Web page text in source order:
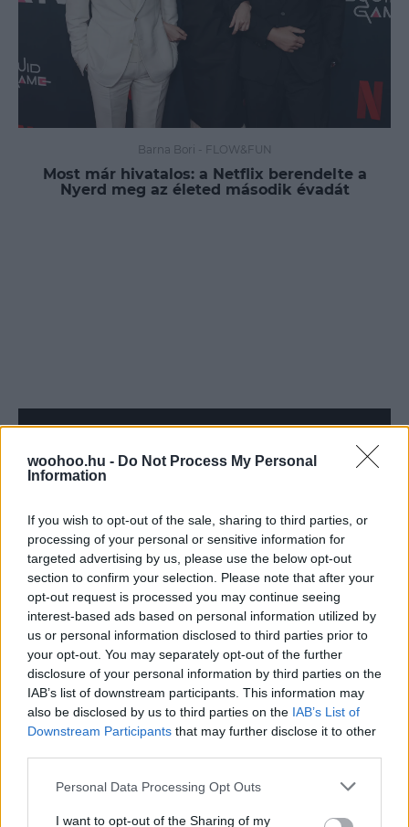
woohoo.hu - Do Not Process My Personal
Information
If you wish to opt-out of the sale, sharing to third parties, or
processing of your personal or sensitive information for
targeted advertising by us, please use the below opt-out
section to confirm your selection. Please note that after your
opt-out request is processed you may continue seeing
interest-based ads based on personal information utilized by
us or personal information disclosed to third parties prior to
your opt-out. You may separately opt-out of the further
disclosure of your personal information by third parties on the
IAB’s list of downstream participants. This information may
also be disclosed by us to third parties on the IAB’s List of
Downstream Participants that may further disclose it to other
Please note that this website/app uses one or more Google
not limited to your visit or usage behaviour. You may click to
Personal Data Processing Opt Outs
I want to opt-out of the Sharing of my
Barna Bori - FLOW&FUN
Most már hivatalos: a Netflix berendelte a
Nyerd meg az életed második évadát